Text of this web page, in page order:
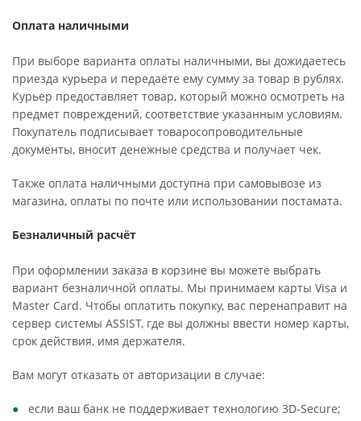
Оплата наличными
При выборе варианта оплаты наличными, вы дожидаетесь
приезда курьера и передаёте ему сумму за товар в рублях.
Курьер предоставляет товар, который можно осмотреть на
предмет повреждений, соответствие указанным условиям.
Покупатель подписывает товаросопроводительные
документы, вносит денежные средства и получает чек.
Также оплата наличными доступна при самовывозе из
магазина, оплаты по почте или использовании постамата.
Безналичный расчёт
При оформлении заказа в корзине вы можете выбрать
вариант безналичной оплаты. Мы принимаем карты Visa и
Master Card. Чтобы оплатить покупку, вас перенаправит на
сервер системы ASSIST, где вы должны ввести номер карты,
срок действия, имя держателя.
Вам могут отказать от авторизации в случае:
если ваш банк не поддерживает технологию 3D-Secure;